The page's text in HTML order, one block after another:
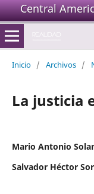
Central
Inicio / Archivos /
La justicia
Mario Antonio
Salvador Héctor